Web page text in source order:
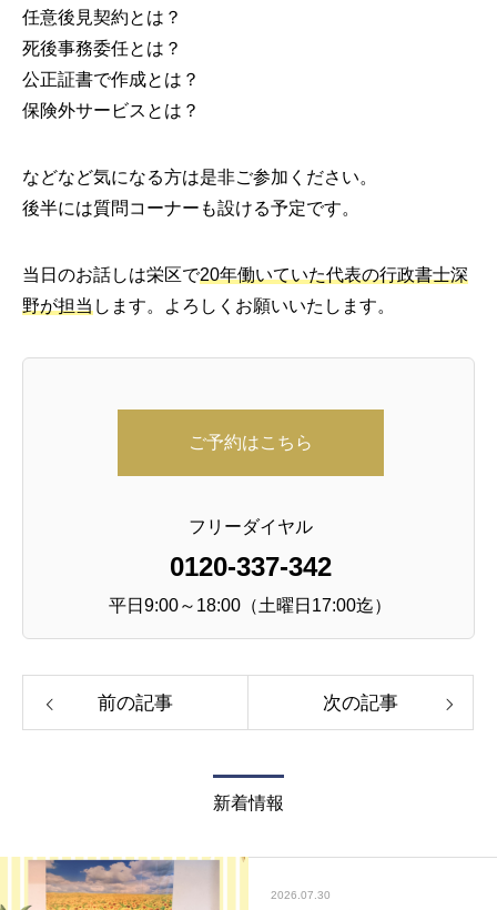
任意後見契約とは？
死後事務委任とは？
公正証書で作成とは？
保険外サービスとは？
などなど気になる方は是非ご参加ください。
後半には質問コーナーも設ける予定です。
当日のお話しは栄区で20年働いていた代表の行政書士深
野が担当 します。よろしくお願いいたします。
ご予約はこちら
フリーダイヤル
0120-337-342
平日9:00～18:00（土曜日17:00迄）
前の記事 次の記事
新着情報
2026.07.30